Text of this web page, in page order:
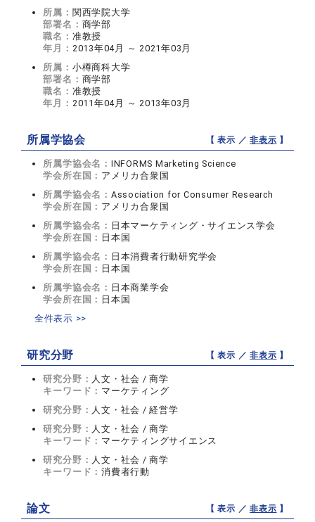
所属： 関西学院大学
部署名： 商学部
職名： 准教授
年月： 2013年04月 ～ 2021年03月
所属： 小樽商科大学
部署名： 商学部
職名： 准教授
年月： 2011年04月 ～ 2013年03月
所属学協会 【 表示 ／非表示 】
所属学協会名： INFORMS Marketing Science
学会所在国： アメリカ合衆国
所属学協会名： Association for Consumer Research
学会所在国： アメリカ合衆国
所属学協会名： 日本マーケティング・サイエンス学会
学会所在国： 日本国
所属学協会名： 日本消費者行動研究学会
学会所在国： 日本国
所属学協会名： 日本商業学会
学会所在国： 日本国
全件表示 >>
研究分野 【 表示 ／非表示 】
研究分野： 人文・社会 / 商学
キーワード： マーケティング
研究分野： 人文・社会 / 経営学
研究分野： 人文・社会 / 商学
キーワード： マーケティングサイエンス
研究分野： 人文・社会 / 商学
キーワード：消費者行動
論文 【 表示 ／非表示 】